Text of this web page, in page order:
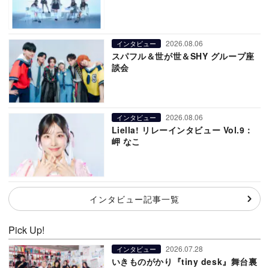
インタビュー 2026.08.06
スパフル＆世が世＆SHY グループ座
談会
インタビュー 2026.08.06
Liella! リレーインタビュー Vol.9：
岬 なこ
インタビュー記事一覧
Pick Up!
インタビュー 2026.07.28
いきものがかり『tiny desk』舞台裏